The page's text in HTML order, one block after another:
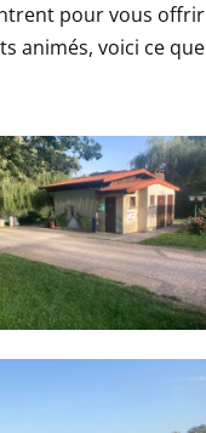
pour vous offrir
animés, voici ce que